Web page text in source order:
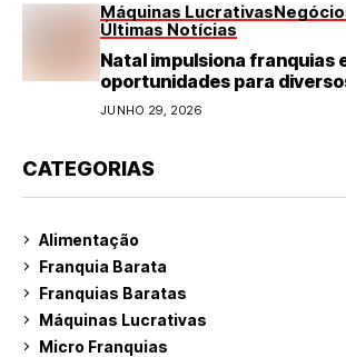
Máquinas Lucrativas
Últimas Notícias
Natal impulsiona franquias
oportunidades para
do varejo
JUNHO 29, 2026
CATEGORIAS
Alimentação
Franquia Barata
Franquias Baratas
Máquinas Lucrativas
Micro Franquias